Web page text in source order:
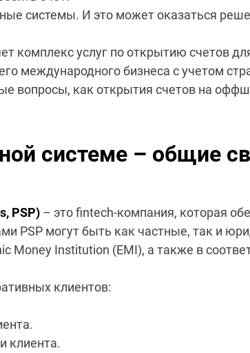
системы. И это может оказаться
комплекс услуг по открытию счетов
международного бизнеса с учетом
вопросы, как открытия счетов на
системе – общие
PSP) – это fintech-компания, которая
PSP могут быть как частные, так и
Money Institution (EMI), а также в
клиентов:
клиента.